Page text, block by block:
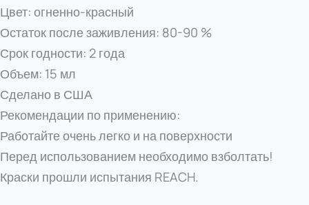
Цвет: огненно-красный
Остаток после заживления: 80-90 %
Срок годности: 2 года
Объем: 15 мл
Сделано в США
Рекомендации по применению:
Работайте очень легко и на поверхности
Перед использованием необходимо взболтать!
Краски прошли испытания REACH.